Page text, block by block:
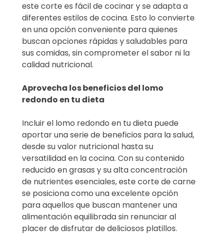
este corte es fácil de cocinar y se adapta a
diferentes estilos de cocina. Esto lo convierte
en una opción conveniente para quienes
buscan opciones rápidas y saludables para
sus comidas, sin comprometer el sabor ni la
calidad nutricional.
Aprovecha los beneficios del lomo
redondo en tu dieta
Incluir el lomo redondo en tu dieta puede
aportar una serie de beneficios para la salud,
desde su valor nutricional hasta su
versatilidad en la cocina. Con su contenido
reducido en grasas y su alta concentración
de nutrientes esenciales, este corte de carne
se posiciona como una excelente opción
para aquellos que buscan mantener una
alimentación equilibrada sin renunciar al
placer de disfrutar de deliciosos platillos.